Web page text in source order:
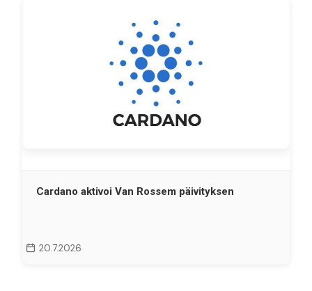
Cardano aktivoi Van Rossem päivityksen
20.7.2026